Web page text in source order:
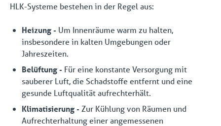
HLK-Systeme bestehen in der Regel aus:
Heizung - Um Innenräume warm zu halten,
insbesondere in kalten Umgebungen oder
Jahreszeiten.
Belüftung - Für eine konstante Versorgung mit
sauberer Luft, die Schadstoffe entfernt und eine
gesunde Luftqualität aufrechterhält.
Klimatisierung - Zur Kühlung von Räumen und
Aufrechterhaltung einer angemessenen